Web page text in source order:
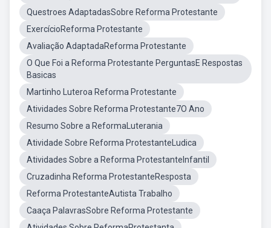
Questroes AdaptadasSobre Reforma Protestante
ExercícioReforma Protestante
Avaliação AdaptadaReforma Protestante
O Que Foi a Reforma Protestante PerguntasE Respostas
Basicas
Martinho Luteroa Reforma Protestante
Atividades Sobre Reforma Protestante7O Ano
Resumo Sobre a ReformaLuterania
Atividade Sobre Reforma ProtestanteLudica
Atividades Sobre a Reforma ProtestanteInfantil
Cruzadinha Reforma ProtestanteResposta
Reforma ProtestanteAutista Trabalho
Caaça PalavrasSobre Reforma Protestante